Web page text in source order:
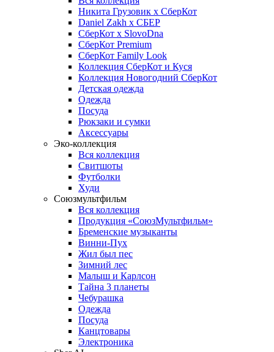
Никита Грузовик х СберКот
Daniel Zakh x СБЕР
СберКот x SlovoDna
СберКот Premium
СберКот Family Look
Коллекция СберКот и Куся
Коллекция Новогодний СберКот
Детская одежда
Одежда
Посуда
Рюкзаки и сумки
Аксессуары
Эко-коллекция
Вся коллекция
Свитшоты
Футболки
Худи
Союзмультфильм
Вся коллекция
Продукция «СоюзМультфильм»
Бременские музыканты
Винни-Пух
Жил был пес
Зимний лес
Малыш и Карлсон
Тайна 3 планеты
Чебурашка
Одежда
Посуда
Канцтовары
Электроника